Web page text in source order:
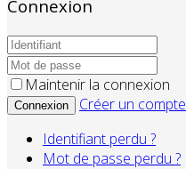
Connexion
Maintenir la connexion
Connexion
Créer un compte
Identifiant perdu ?
Mot de passe perdu ?